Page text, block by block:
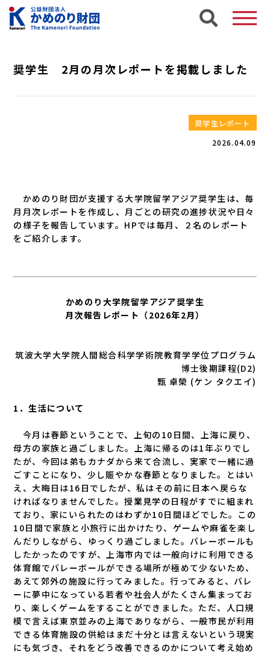
奨学生 2月の月次レポートを掲載しました
奨学生レポート
2026.04.09
かめのり財団が支援する大学院留学アジア奨学生は、毎
月月次レポートを作成し、月ごとの研究の進捗状況や日々
の様子を報告しています。HPでは毎月、２名のレポート
をご紹介します。
かめのり大学院留学アジア奨学生
月次報告レポート（2026年2月）
筑波大学大学院人間総合科学学術院教育学学位プログラム
博士後期課程(D2)
甄 卓榮 (ケン タクエイ)
1．生活について
今月は春節ということで、上旬の10日間、上海に戻り、
母方の家族と過ごしました。上海に帰るのは1年ぶりでし
たが、今回は弟もカナダから来て合流し、実家で一緒に過
ごすことになり、少し賑やかな春節となりました。とはい
え、大晦日は16日でしたが、私はその前に日本へ戻らな
ければなりませんでした。授業見学の日程がすでに組まれ
ており、家にいられたのはわずか10日間ほどでした。この
10日間で家族と小旅行に出かけたり、ゲームや麻雀を楽し
んだりしながら、ゆっくり過ごしました。バレーボールも
したかったのですが、上海市内では一般向けに利用できる
体育館でバレーボールができる場所が極めて少ないため、
あえて郊外の施設に行ってみました。行ってみると、バレ
ーに夢中になっている若者や社会人がたくさん集まってお
り、楽しくゲームをすることができました。ただ、人口規
模で言えば東京並みの上海でありながら、一般市民が利用
できる体育施設の供給はまだ十分とは言えないという現実
にも気づき、それをどう改善できるのかについて考え始め